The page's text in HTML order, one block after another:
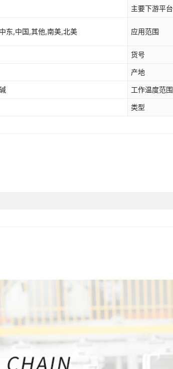
主要下游平台
东,中国,其他,南美,北美 应用范围
货号
产地
工作温度范围
类型